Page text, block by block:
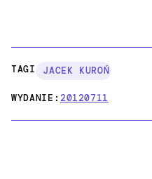
TAGI: JACEK KUROŃ
WYDANIE:20120711